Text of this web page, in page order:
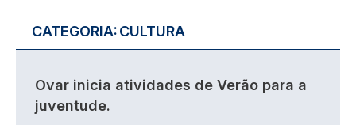
CATEGORIA:CULTURA
Ovar inicia atividades de Verão para a
juventude.